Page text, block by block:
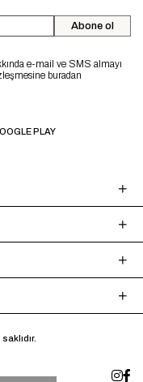
Abone ol
e-mail ve SMS almayı
buradan
PLAY